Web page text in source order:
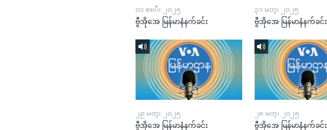
၀၁ ဧၿပီ၊ ၂၀၂၅
ဗွီအိုအေ မြန်မာနံနက်ခင်း
၃၁ မတ္၊ ၂၀၂၅
ဗွီအိုအေ မြန်မာနံနက်ခင်း
၂၉ မတ္၊ ၂၀၂၅
ဗွီအိုအေ မြန်မာနံနက်ခင်း
၂၈ မတ္၊ ၂၀၂၅
ဗွီအိုအေ မြန်မာနံနက်ခင်း